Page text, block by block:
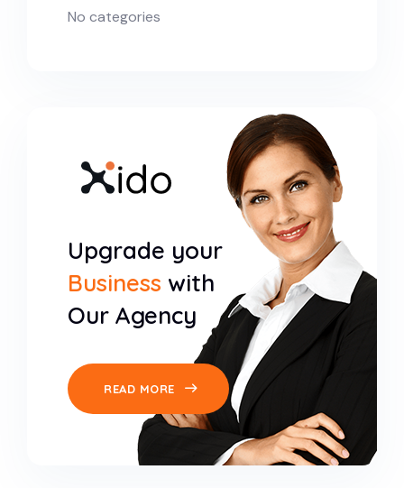
No categories
Upgrade your
Business with
Our Agency
READ MORE